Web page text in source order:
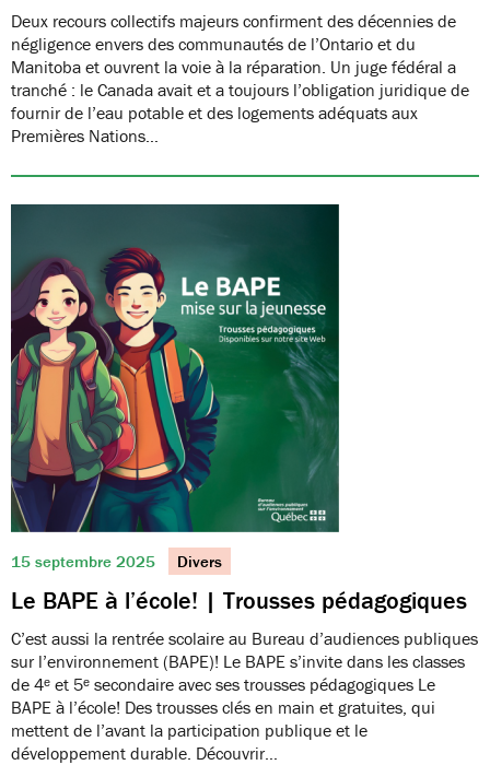
Deux recours collectifs majeurs confirment des décennies de
négligence envers des communautés de l’Ontario et du
Manitoba et ouvrent la voie à la réparation. Un juge fédéral a
tranché : le Canada avait et a toujours l’obligation juridique de
fournir de l’eau potable et des logements adéquats aux
Premières Nations…
15 septembre 2025 Divers
Le BAPE à l’école! | Trousses pédagogiques
C’est aussi la rentrée scolaire au Bureau d’audiences publiques
sur l’environnement (BAPE)! Le BAPE s’invite dans les classes
de 4ᵉ et 5ᵉ secondaire avec ses trousses pédagogiques Le
BAPE à l’école! Des trousses clés en main et gratuites, qui
mettent de l’avant la participation publique et le
développement durable. Découvrir…